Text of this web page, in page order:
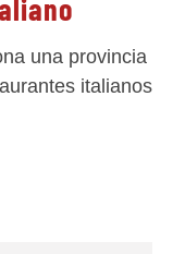
una provincia
italianos